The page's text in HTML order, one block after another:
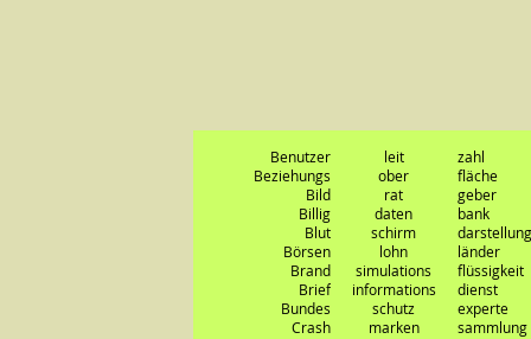
Benutzer
Beziehungs
Bild
Billig
Blut
Börsen
Brand
Brief
Bundes
Crash
leit
ober
rat
daten
schirm
lohn
simulations
informations
schutz
marken
zahl
fläche
geber
bank
darstellung
länder
flüssigkeit
dienst
experte
sammlung